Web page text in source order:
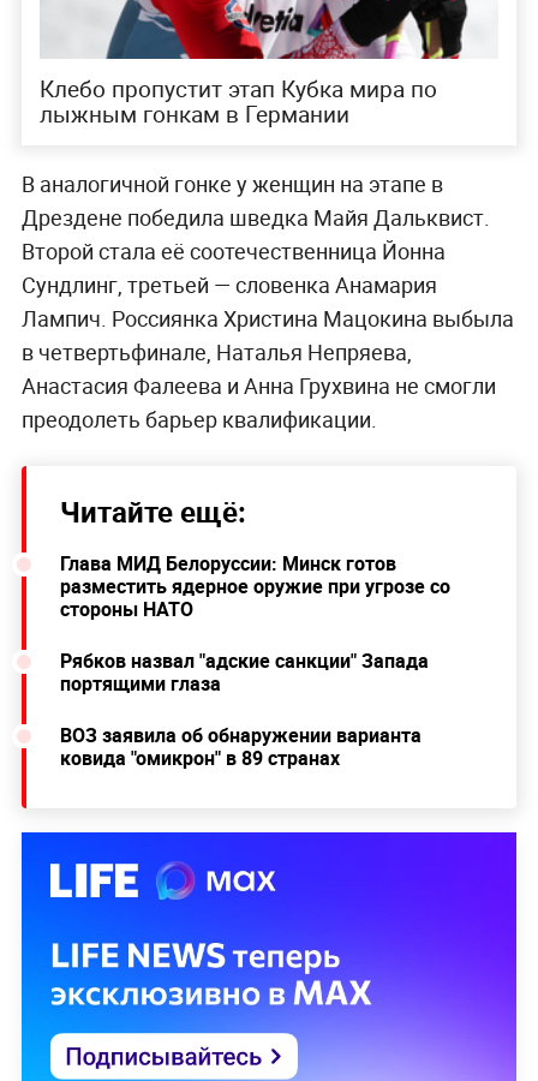
Клебо пропустит этап Кубка мира по
лыжным гонкам в Германии
В аналогичной гонке у женщин на этапе в
Дрездене победила шведка Майя Дальквист.
Второй стала её соотечественница Йонна
Сундлинг, третьей — словенка Анамария
Лампич. Россиянка Христина Мацокина выбыла
в четвертьфинале, Наталья Непряева,
Анастасия Фалеева и Анна Грухвина не смогли
преодолеть барьер квалификации.
Читайте ещё:
Глава МИД Белоруссии: Минск готов
разместить ядерное оружие при угрозе со
стороны НАТО
Рябков назвал "адские санкции" Запада
портящими глаза
ВОЗ заявила об обнаружении варианта
ковида "омикрон" в 89 странах